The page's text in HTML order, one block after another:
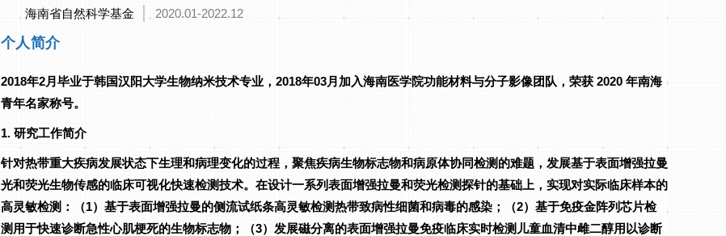
海南省自然科学基金 2020.01-2022.12
个人简介
2018年2月毕业于韩国汉阳大学生物纳米技术专业，2018年03月加入海南医学院功能材料与分子影像团队， 荣获 2020 年南海
青年名家称号。
1. 研究工作简介
针对热带重大疾病发展状态下生理和病理变化的过程，聚焦疾病生物标志物和病原体协同检测的难题，发展基于表面增强拉曼
光和荧光生物传感的临床可视化快速检测技术。在设计一系列表面增强拉曼和荧光检测探针的基础上，实现对实际临床样本的
高灵敏检测：（1）基于表面增强拉曼的侧流试纸条高灵敏检测热带致病性细菌和病毒的感染；（2）基于免疫金阵列芯片检
测用于快速诊断急性心肌梗死的生物标志物；（3）发展磁分离的表面增强拉曼免疫临床实时检测儿童血清中雌二醇用以诊断